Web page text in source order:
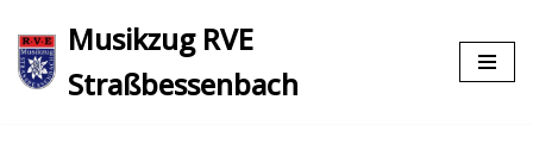
Zum
Inhalt
Musikzug RVE
Straßbessenbach